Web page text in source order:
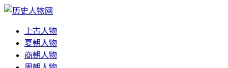
上古人物
夏朝人物
商朝人物